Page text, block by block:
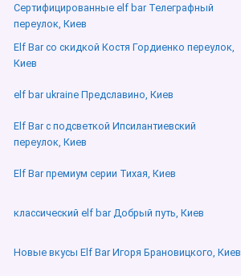
Сертифицированные elf bar Телеграфный
переулок, Киев
Elf Bar со скидкой Костя Гордиенко переулок,
Киев
elf bar ukraine Предславино, Киев
Elf Bar с подсветкой Ипсилантиевский
переулок, Киев
Elf Bar премиум серии Тихая, Киев
классический elf bar Добрый путь, Киев
Новые вкусы Elf Bar Игоря Брановицкого, Киев